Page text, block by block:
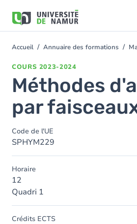
contenu
You
Accueil Annuaire des formations
COURS 2023-2024
Méthodes
par
Code de l'UE
SPHYM229
Horaire
12
Quadri 1
Crédits ECTS